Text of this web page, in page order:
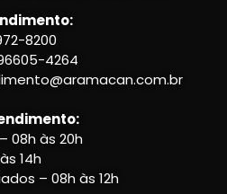
8200
4264
08h às 20h
14h
– 08h às 12h